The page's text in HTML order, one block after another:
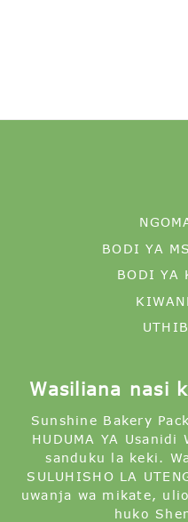
BODI YA
BODI YA
Wasiliana nasi
Sunshine Bakery
HUDUMA YA
sanduku la keki.
SULUHISHO LA
uwanja wa mikate,
huko